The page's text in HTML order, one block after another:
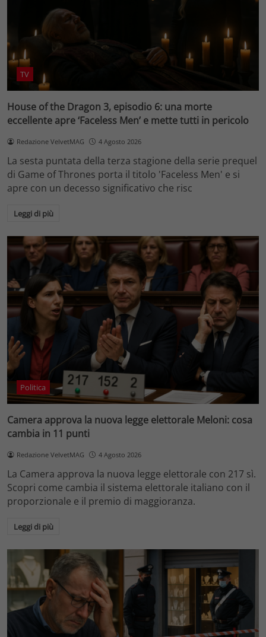
TV
House of the Dragon 3, episodio 6: una morte
eccellente apre ‘Faceless Men’ e mette tutti in pericolo
Redazione VelvetMAG 4 Agosto 2026
La sesta puntata della terza stagione della serie prequel
di Game of Thrones porta il titolo 'Faceless Men' e si
apre con un decesso significativo che risc
Leggi di più
Politica
Camera approva la nuova legge elettorale Meloni: cosa
cambia in 11 punti
Redazione VelvetMAG 4 Agosto 2026
La Camera approva la nuova legge elettorale con 217 sì.
Scopri come cambia il sistema elettorale italiano con il
proporzionale e il premio di maggioranza.
Leggi di più